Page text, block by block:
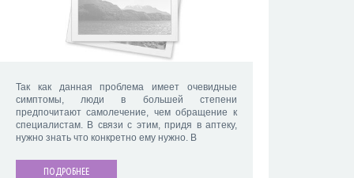
Так как данная проблема имеет очевидные
симптомы, люди в большей степени
предпочитают самолечение, чем обращение к
специалистам. В связи с этим, придя в аптеку,
нужно знать что конкретно ему нужно. В
ПОДРОБНЕЕ